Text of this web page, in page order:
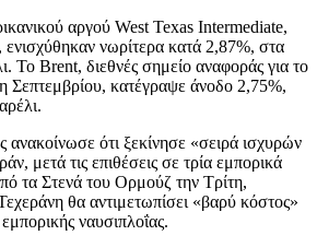
αργού West Texas Intermediate,
νωρίτερα κατά 2,87%, στα
Το Brent, διεθνές σημείο αναφοράς για το
Σεπτεμβρίου, κατέγραψε άνοδο 2,75%,
ανακοίνωσε ότι ξεκίνησε «σειρά ισχυρών
μετά τις επιθέσεις σε τρία εμπορικά
τα Στενά του Ορμούζ την Τρίτη,
θα αντιμετωπίσει «βαρύ κόστος»
ναυσιπλοΐας.